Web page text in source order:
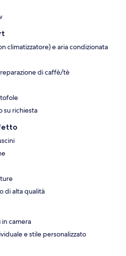
climatizzatore) e aria condizionata
di caffè/tè
su richiesta
di alta qualità
in camera
e stile personalizzato